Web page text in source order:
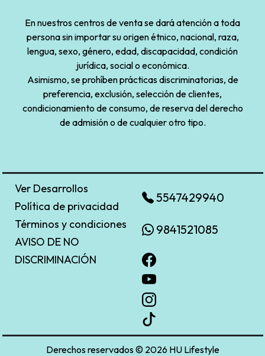
En nuestros centros de venta se dará atención a toda
persona sin importar su origen étnico, nacional, raza,
lengua, sexo, género, edad, discapacidad, condición
jurídica, social o económica.
Asimismo, se prohíben prácticas discriminatorias, de
preferencia, exclusión, selección de clientes,
condicionamiento de consumo, de reserva del derecho
de admisión o de cualquier otro tipo.
Ver Desarrollos
Política de privacidad
Términos y condiciones
AVISO DE NO
DISCRIMINACIÓN
5547429940
9841521085
Derechos reservados © 2026 HU Lifestyle